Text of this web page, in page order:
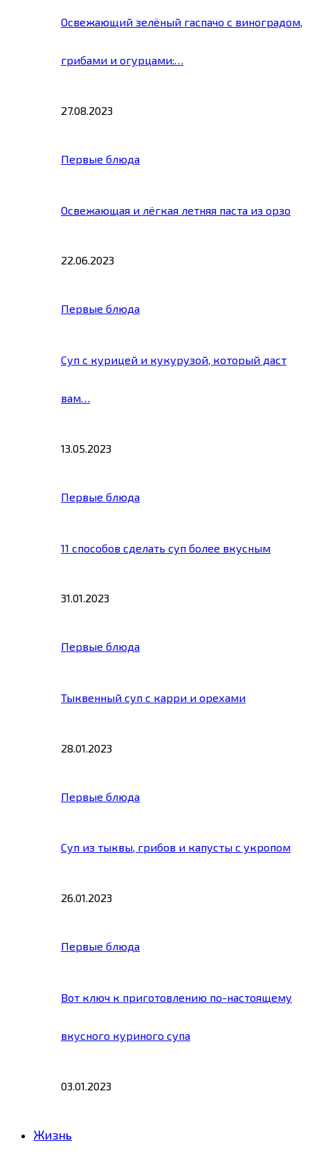
Освежающий зелёный гаспачо с виноградом,
грибами и огурцами:…
27.08.2023
Первые блюда
Освежающая и лёгкая летняя паста из орзо
22.06.2023
Первые блюда
Суп с курицей и кукурузой, который даст
вам…
13.05.2023
Первые блюда
11 способов сделать суп более вкусным
31.01.2023
Первые блюда
Тыквенный суп с карри и орехами
28.01.2023
Первые блюда
Суп из тыквы, грибов и капусты с укропом
26.01.2023
Первые блюда
Вот ключ к приготовлению по-настоящему
вкусного куриного супа
03.01.2023
Жизнь